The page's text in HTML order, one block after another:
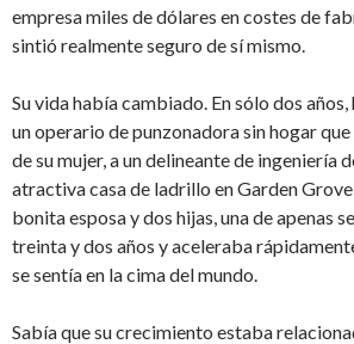
empresa miles de dólares en costes de
sintió realmente seguro de sí mismo.
Su vida había cambiado. En sólo dos
un operario de punzonadora sin hogar
de su mujer, a un delineante de ingeniería
atractiva casa de ladrillo en Garden
bonita esposa y dos hijas, una de apenas
treinta y dos años y aceleraba
se sentía en la cima del mundo.
Sabía que su crecimiento estaba